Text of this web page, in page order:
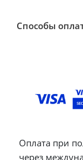
Способы
Оплата при
через